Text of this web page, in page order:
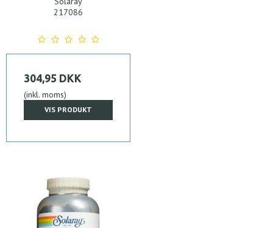
217086
304,95 DKK
(inkl. moms)
VIS PRODUKT